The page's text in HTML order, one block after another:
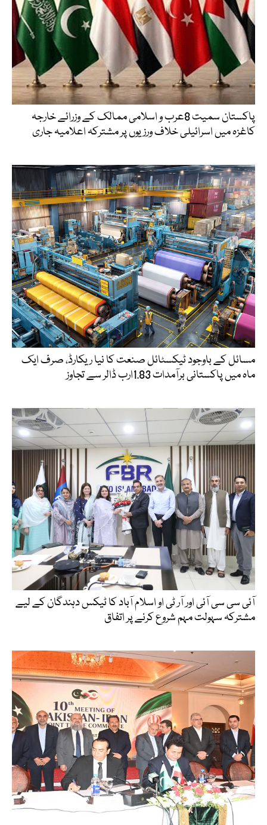
پاکستان سمیت 8عرب و اسلامی ممالک کے وزرائے خارجہ
کاغزہ میں اسرائیلی خلاف ورزیوں پر مشترکہ اعلامیہ جاری
مسائل کے باوجود ٹیکسٹائل صنعت کا نیا ریکارڈ، صرف ایک
ماہ میں پاکستانی برآمدات 1.83ارب ڈالر سے تجاوز
آئی سی سی آئی اور آر ٹی او اسلام آباد کا ٹیکس دہندگان کے لیے
مشترکہ سہولت مہم شروع کرنے پر اتفاق